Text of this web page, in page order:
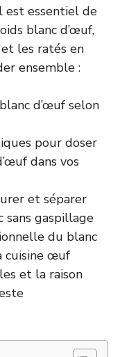
est essentiel de
blanc d’œuf,
et les ratés en
ensemble :
d’œuf selon
pour doser
dans vos
et séparer
sans gaspillage
du blanc
cuisine œuf
et la raison